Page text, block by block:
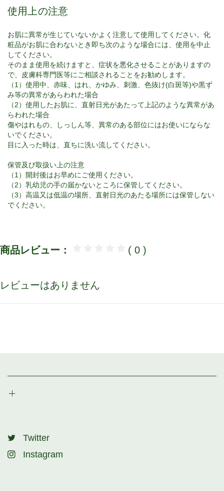
使用上の注意
お肌に異常が生じていないかよく注意して使用してください。化
粧品がお肌に合わないとき即ち次のような場合には、使用を中止
してください。
そのまま使用を続けますと、症状を悪化させることがありますの
で、皮膚科専門医等にご相談されることをお勧めします。
（1）使用中、赤味、はれ、かゆみ、刺激、色抜け(白斑等)や黒ず
み等の異常があらわれた場合
（2）使用したお肌に、直射日光があたって上記のような異常があ
らわれた場合
傷やはれもの、しっしん等、異常のある部位にはお使いにならな
いでください。
目に入った時は、直ちに洗い流してください。
保管及び取扱い上の注意
（1）開封後はお早めにご使用ください。
（2）乳幼児の手の届かないところに保管してください。
（3）高温又は低温の場所、直射日光のあたる場所には保管しない
でください。
商品レビュー： ( 0 )
レビューはありません
Twitter
Instagram